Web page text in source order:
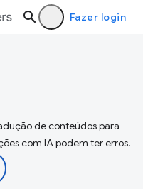
Fazer login
de conteúdos para
com IA podem ter erros.